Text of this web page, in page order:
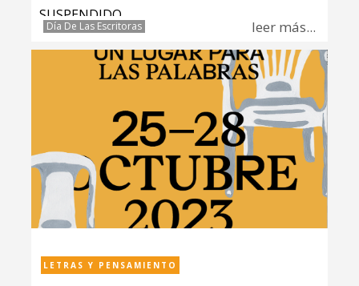
SUSPENDIDO
Día De Las Escritoras leer más...
LETRAS Y PENSAMIENTO